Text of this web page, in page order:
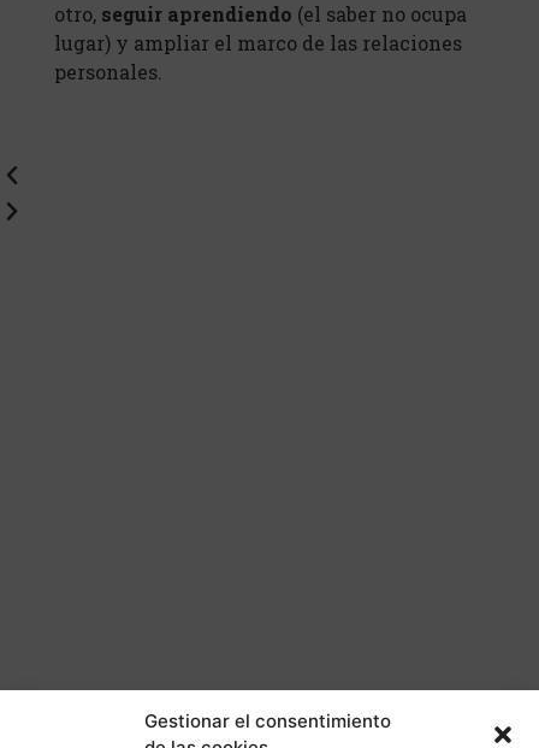
Gestionar el consentimiento
otro, seguir aprendiendo (el saber no ocupa
lugar) y ampliar el marco de las relaciones
personales.